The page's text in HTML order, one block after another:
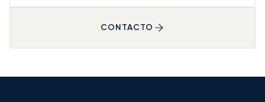
CONTACTO